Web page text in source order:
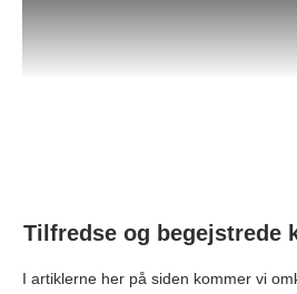
Tilfredse og begejstrede
I artiklerne her på siden kommer vi